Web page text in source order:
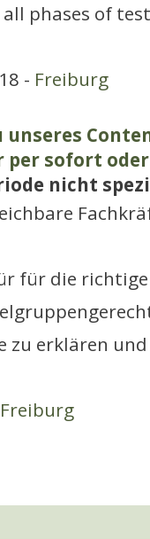
phases of
- Freiburg
unseres
sofort
nicht
für die
zu erklären
Freiburg